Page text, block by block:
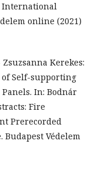
International
online (2021)
Kerekes:
of Self-supporting
In: Bodnár
Fire
Prerecorded
Védelem